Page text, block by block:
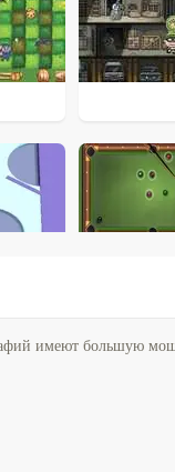
имеют большую